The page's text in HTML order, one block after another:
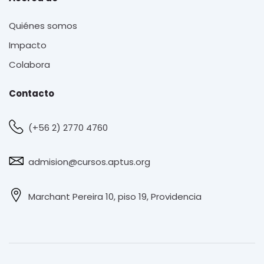
Quiénes somos
Impacto
Colabora
Contacto
(+56 2) 2770 4760
admision@cursos.aptus.org
Marchant Pereira 10, piso 19, Providencia